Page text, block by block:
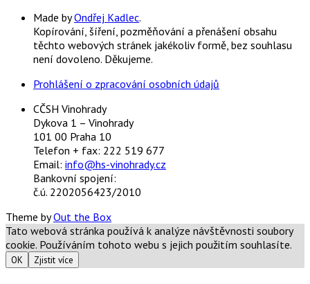
Made byOndřej Kadlec.
Kopírování, šíření, pozměňování a přenášení obsahu
těchto webových stránek jakékoliv formě, bez souhlasu
není dovoleno. Děkujeme.
Prohlášení o zpracování osobních údajů
CČSH Vinohrady
Dykova 1 – Vinohrady
101 00 Praha 10
Telefon + fax: 222 519 677
Email: info@hs-vinohrady.cz
Bankovní spojení:
č.ú. 2202056423/2010
Theme byOut the Box
Tato webová stránka používá k analýze návštěvnosti soubory
cookie. Používáním tohoto webu s jejich použitím souhlasíte.
OK Zjistit více